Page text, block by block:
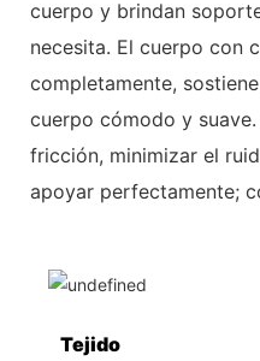
cuerpo y brindan
necesita. El cuerpo con
completamente,
cuerpo cómodo y
fricción, minimizar el
apoyar perfectamente;
Tejido